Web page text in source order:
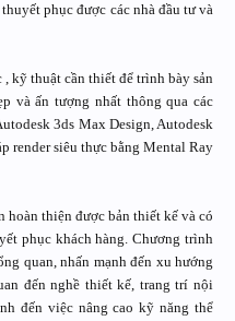
phục được các nhà đầu tư và
kỹ thuật cần thiết để trình bày sản
và ấn tượng nhất thông qua các
3ds Max Design, Autodesk
render siêu thực bằng Mental Ray
hoàn thiện được bản thiết kế và có
phục khách hàng. Chương trình
quan, nhấn mạnh đến xu hướng
đến nghề thiết kế, trang trí nội
đến việc nâng cao kỹ năng thể